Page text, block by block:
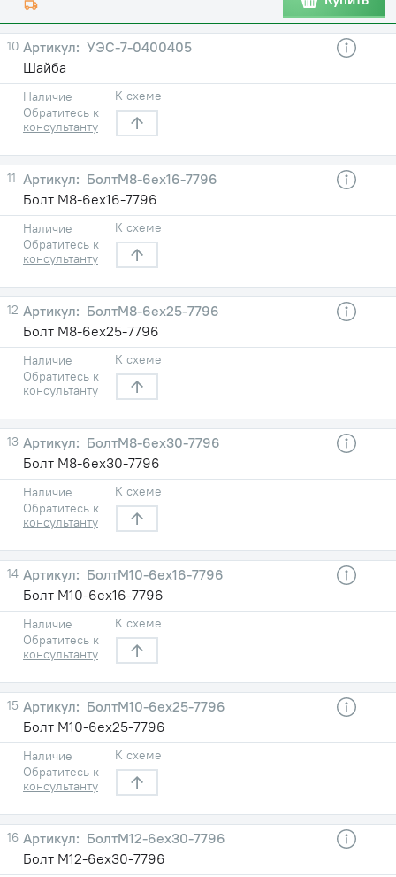
10
УЭС-7-0400405
Шайба
Наличие
Обратитесь к
консультанту
К схеме
11
БолтМ8-6ех16-7796
Болт М8-6ех16-7796
Наличие
Обратитесь к
консультанту
К схеме
12
БолтМ8-6ех25-7796
Болт М8-6ех25-7796
Наличие
Обратитесь к
консультанту
К схеме
13
БолтМ8-6ех30-7796
Болт М8-6ех30-7796
Наличие
Обратитесь к
консультанту
К схеме
14
БолтМ10-6ех16-7796
Болт М10-6ех16-7796
Наличие
Обратитесь к
консультанту
К схеме
15
БолтМ10-6ех25-7796
Болт М10-6ех25-7796
Наличие
Обратитесь к
консультанту
К схеме
16
БолтМ12-6ех30-7796
Болт М12-6ех30-7796